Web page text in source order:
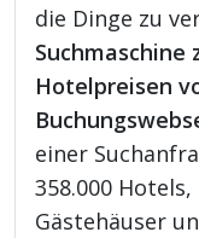
die Dinge zu
Suchmaschine
Hotelpreisen
einer
358.000 Hotels,
Gästehäuser